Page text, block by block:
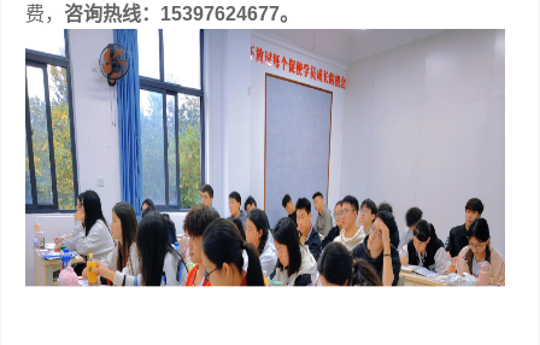
费， 咨询热线：15397624677。